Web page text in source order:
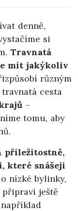
denně,
si
Travnatá
mít jakýkoliv
různým
cesta
–
tomu, aby
příležitostně,
které snášejí
nízké bylinky,
ještě